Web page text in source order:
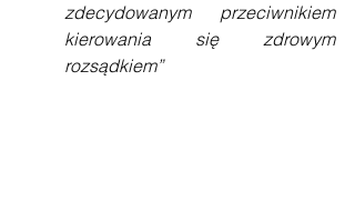
zdecydowanym przeciwnikiem
kierowania się zdrowym
rozsądkiem”